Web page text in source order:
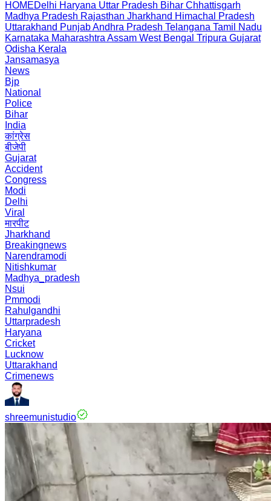
HOMEDelhi Haryana Uttar Pradesh Bihar Chhattisgarh
Madhya Pradesh Rajasthan Jharkhand Himachal Pradesh
Uttarakhand PunjabAndhra Pradesh Telangana Tamil Nadu
Karnataka Maharashtra Assam West Bengal Tripura Gujarat
Odisha Kerala
Jansamasya
News
Bjp
National
Police
Bihar
India
कांग्रेस
बीजेपी
Gujarat
Accident
Congress
Modi
Delhi
Viral
मारपीट
Jharkhand
Breakingnews
Narendramodi
Nitishkumar
Madhya_pradesh
Nsui
Pmmodi
Rahulgandhi
Uttarpradesh
Haryana
Cricket
Lucknow
Uttarakhand
Crimenews
shreemunistudio